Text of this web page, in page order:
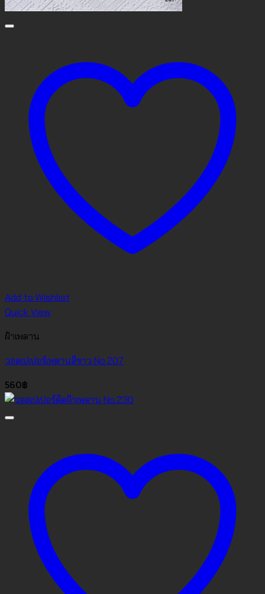
Add to Wishlist
Quick View
ฝ้าเพดาน
วอลเปเปอร์เพดานสีขาว No.207
560฿